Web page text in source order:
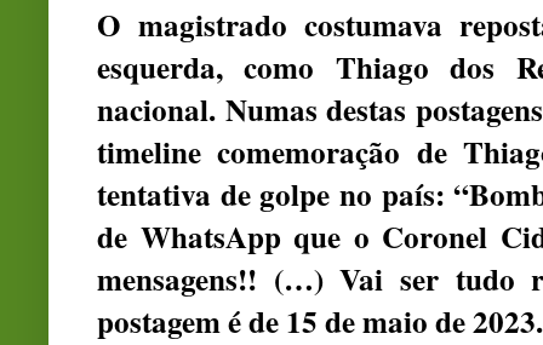
O magistrado costumava
esquerda, como Thiago dos
nacional. Numas destas
timeline comemoração de
tentativa de golpe no país:
de WhatsApp que o Coronel
mensagens!! (…) Vai ser tudo
postagem é de 15 de maio de 2023.